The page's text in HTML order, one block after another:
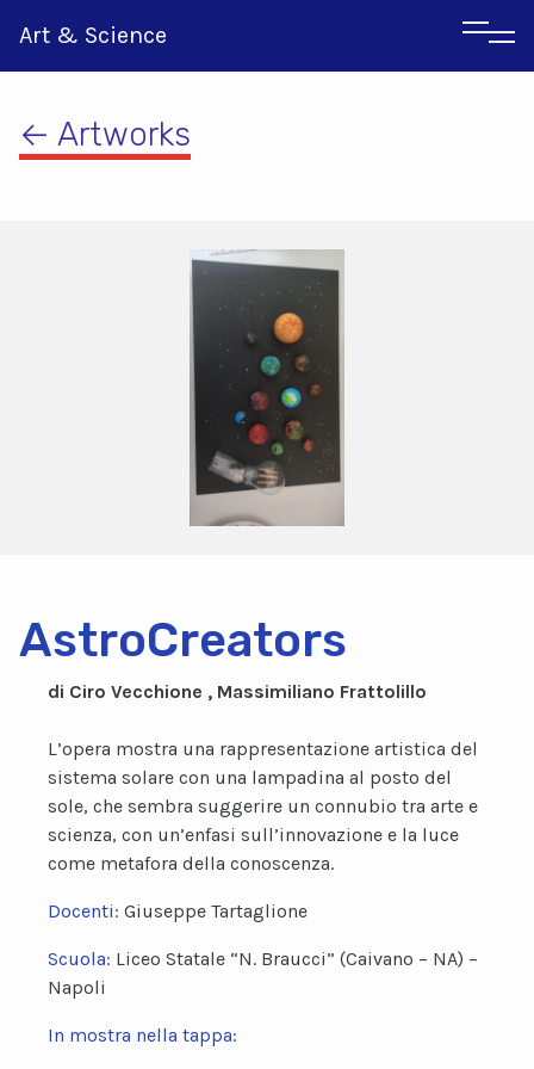
Art & Science
← Artworks
AstroCreators
di Ciro Vecchione , Massimiliano Frattolillo
L’opera mostra una rappresentazione artistica del
sistema solare con una lampadina al posto del
sole, che sembra suggerire un connubio tra arte e
scienza, con un’enfasi sull’innovazione e la luce
come metafora della conoscenza.
Docenti: Giuseppe Tartaglione
Scuola: Liceo Statale “N. Braucci” (Caivano – NA) –
Napoli
In mostra nella tappa: